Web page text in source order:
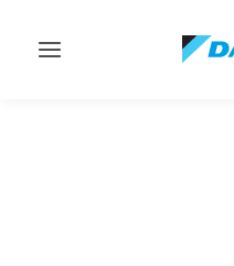
Εναλλαγή